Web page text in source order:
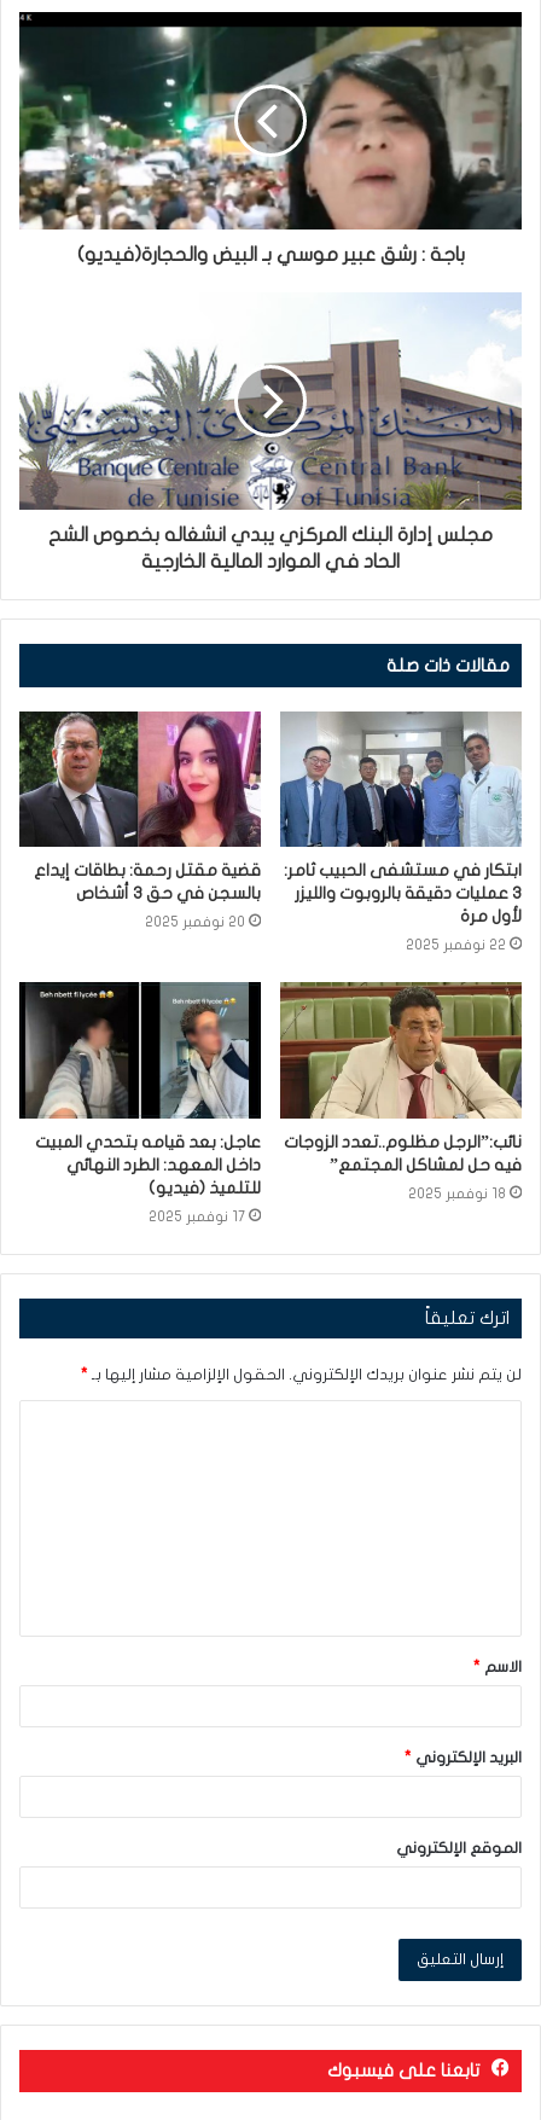
باجة : رشق عبير موسي بـ البيض والحجارة(فيديو)
مجلس إدارة البنك المركزي يبدي انشغاله بخصوص الشح
الحاد في الموارد المالية الخارجية
مقالات ذات صلة
ابتكار في مستشفى الحبيب ثامر:
3 عمليات دقيقة بالروبوت والليزر
لأول مرة
22 نوفمبر 2025
قضية مقتل رحمة: بطاقات إيداع
بالسجن في حق 3 أشخاص
20 نوفمبر 2025
نائب:”الرجل مظلوم..تعدد الزوجات
فيه حل لمشاكل المجتمع”
18 نوفمبر 2025
عاجل: بعد قيامه بتحدي المبيت
داخل المعهد: الطرد النهائي
للتلميذ (فيديو)
17 نوفمبر 2025
اترك تعليقاً
لن يتم نشر عنوان بريدك الإلكتروني. الحقول الإلزامية مشار إليها بـ *
ق
*الاسم *
البريد الإلكتروني *
الموقع الإلكتروني
تابعنا على فيسبوك